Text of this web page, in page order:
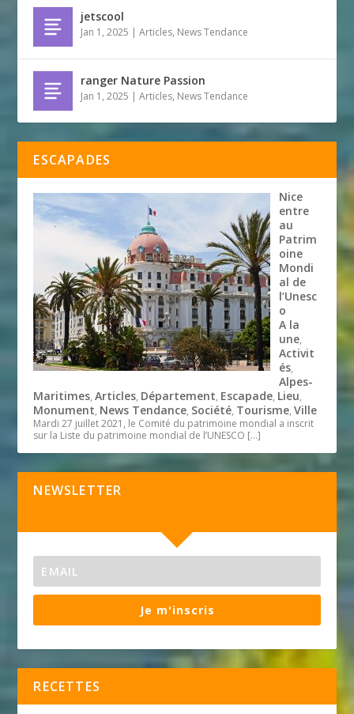
jetscool
Jan 1, 2025 |Articles, News Tendance
ranger Nature Passion
Jan 1, 2025 |Articles, News Tendance
ESCAPADES
Nice
entre
au
Patrim
oine
Mondi
al de
l’Unesc
o
A la
une,
Activit
és,
Alpes-
Maritimes,Articles, Département, Escapade, Lieu,
Monument, News Tendance, Société, Tourisme,Ville
Mardi 27 juillet 2021, le Comité du patrimoine mondial a inscrit
sur la Liste du patrimoine mondial de l’UNESCO […]
NEWSLETTER
Je m'inscris
RECETTES